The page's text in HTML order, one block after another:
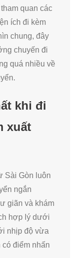
quan các
ích đi kèm
chung, đây
chuyến đi
quá nhiều về
khi đi
xuất
Sài Gòn luôn
ngắn
giãn và khám
hợp lý dưới
nhịp độ vừa
điểm nhấn